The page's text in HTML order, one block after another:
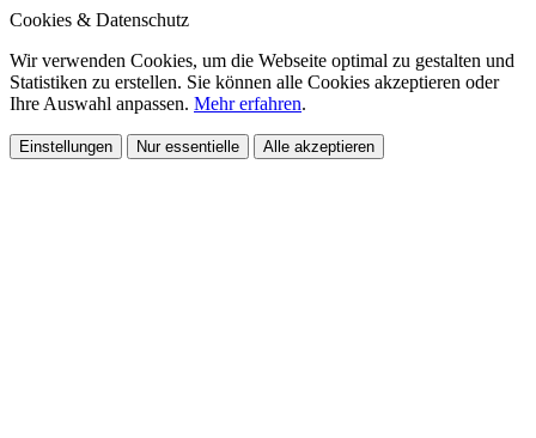
Cookies & Datenschutz
Wir verwenden Cookies, um die Webseite optimal zu gestalten und
Statistiken zu erstellen. Sie können alle Cookies akzeptieren oder
Ihre Auswahl anpassen. Mehr erfahren.
Einstellungen Nur essentielle Alle akzeptieren